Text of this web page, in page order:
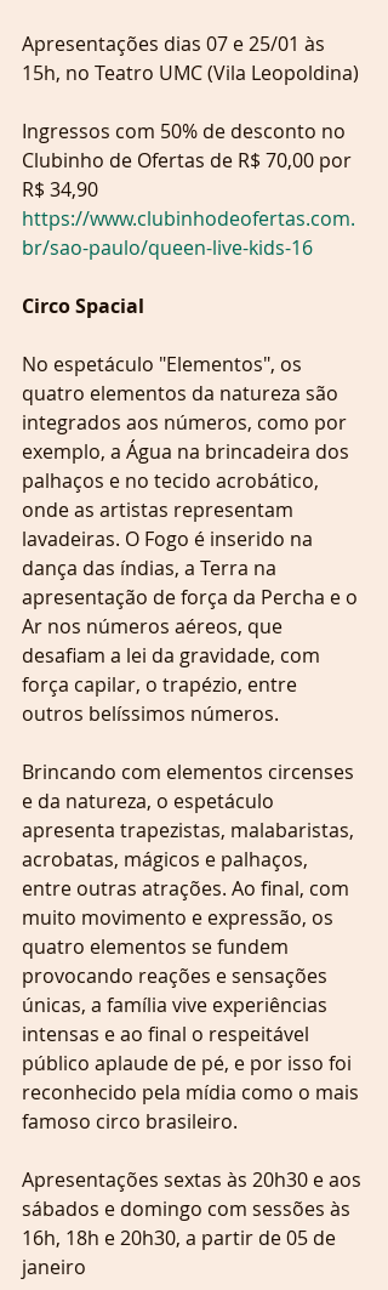
Apresentações dias 07 e 25/01 às
15h, no Teatro UMC (Vila Leopoldina)
Ingressos com 50% de desconto no
Clubinho de Ofertas de R$ 70,00 por
R$ 34,90
https://www.clubinhodeofertas.com.
br/sao-paulo/queen-live-kids-16
Circo Spacial
No espetáculo "Elementos", os
quatro elementos da natureza são
integrados aos números, como por
exemplo, a Água na brincadeira dos
palhaços e no tecido acrobático,
onde as artistas representam
lavadeiras. O Fogo é inserido na
dança das índias, a Terra na
apresentação de força da Percha e o
Ar nos números aéreos, que
desafiam a lei da gravidade, com
força capilar, o trapézio, entre
outros belíssimos números.
Brincando com elementos circenses
e da natureza, o espetáculo
apresenta trapezistas, malabaristas,
acrobatas, mágicos e palhaços,
entre outras atrações. Ao final, com
muito movimento e expressão, os
quatro elementos se fundem
provocando reações e sensações
únicas, a família vive experiências
intensas e ao final o respeitável
público aplaude de pé, e por isso foi
reconhecido pela mídia como o mais
famoso circo brasileiro.
Apresentações sextas às 20h30 e aos
sábados e domingo com sessões às
16h, 18h e 20h30, a partir de 05 de
janeiro